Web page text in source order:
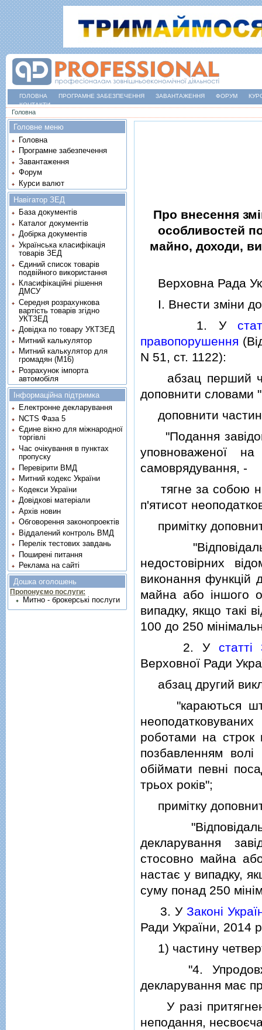
ГОЛОВНА ПРОГРАМНЕ ЗАБЕЗПЕЧЕННЯ ЗАВАНТАЖЕННЯ ФОРУМ
КОНТАКТИ
Ви є тут
Головна
Про внесення
особливостей
майно, доходи,
Верховна Рада
I. Внести змiни до
1. У
правопорушення
N 51, ст. 1122):
абзац перший
доповнити словами
доповнити
"Подання
уповноваженої
самоврядування, -
тягне за собою
п'ятисот
примiтку
недостовiрних
виконання функцiй
майна або iншого
випадку, якщо такi
100 до 250
2. У статтi
Верховної Ради
абзац другий
"караються
роботами на строк
позбавленням
обiймати певнi
трьох рокiв";
примiтку
декларування
стосовно майна
настає у випадку,
суму понад 250
3. У Законi
Ради України, 2014
1) частину
"4. Упродовж
декларування має
У разi
неподання,
Головне меню
Головна
Програмне забезпечення
Завантаження
Форум
Курси валют
Навігатор ЗЕД
База документів
Каталог документів
Добірка документів
Українська класифікація
товарів ЗЕД
Єдиний список товарів
подвійного використання
Класифікаційні рішення
ДМСУ
Середня розрахункова
вартість товарів згідно
УКТЗЕД
Довідка по товару УКТЗЕД
Митний калькулятор
Митний калькулятор для
громадян (М16)
Розрахунок імпорта
автомобіля
Інформаційна підтримка
Електронне декларування
NCTS Фаза 5
Єдине вікно для міжнародної
торгівлі
Час очікування в пунктах
пропуску
Перевірити ВМД
Митний кодекс України
Кодекси України
Довідкові матеріали
Архів новин
Обговорення законопроектів
Віддалений контроль ВМД
Перелік тестових завдань
Поширені питання
Реклама на сайті
Дошка оголошень
Пропонуємо послуги:
Митно - брокерські послуги